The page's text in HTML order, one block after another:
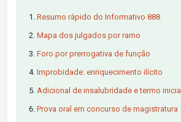
Resumo rápido do Informativo 888
Mapa dos julgados por ramo
Foro por prerrogativa de função
Improbidade: enriquecimento ilícito
Adicional de insalubridade e termo inicial
Prova oral em concurso de magistratura